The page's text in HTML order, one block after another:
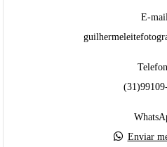
E-
Enviar